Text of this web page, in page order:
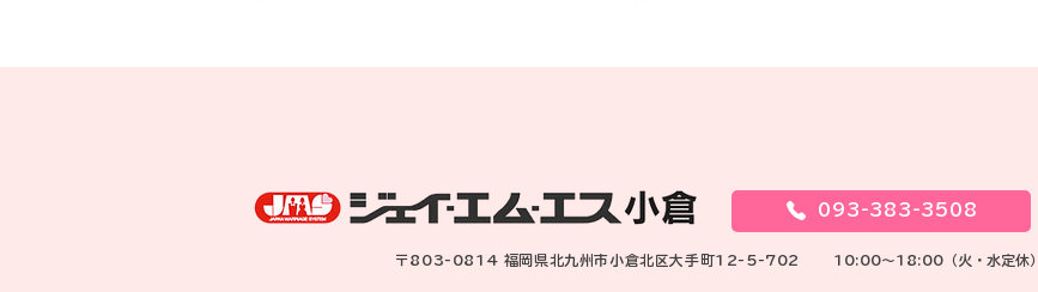
れました。 少し細くなったよう
に思えましたが、若妻の落ち着
M子さん 又又、昇格してしまい
ました。 派遣の女性からの嫌が
093-383-3508
〒803-0814 福岡県北九州市小倉北区大手町12-5-702 10:00～18:00（火・水定休）